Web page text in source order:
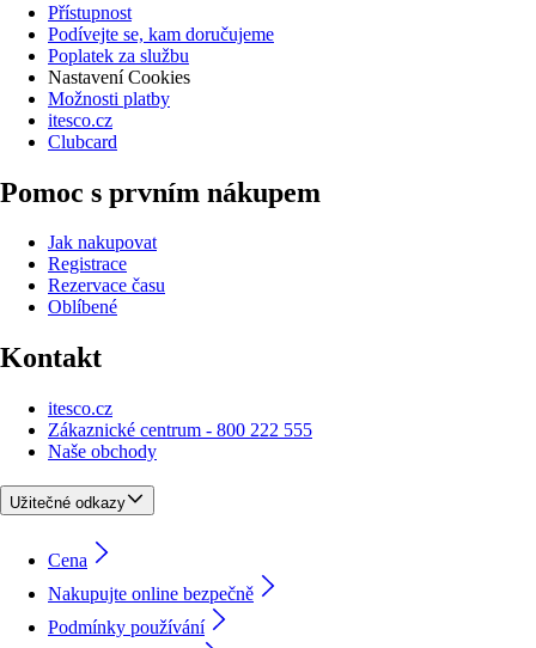
Přístupnost
Podívejte se, kam doručujeme
Poplatek za službu
Nastavení Cookies
Možnosti platby
itesco.cz
Clubcard
Pomoc s prvním nákupem
Jak nakupovat
Registrace
Rezervace času
Oblíbené
Kontakt
itesco.cz
Zákaznické centrum - 800 222 555
Naše obchody
Užitečné odkazy
Cena
Nakupujte online bezpečně
Podmínky používání